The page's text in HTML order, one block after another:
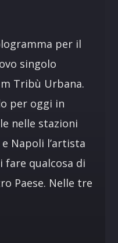
per il
singolo
Tribù Urbana.
per oggi in
nelle stazioni
Napoli l’artista
qualcosa di
Paese. Nelle tre